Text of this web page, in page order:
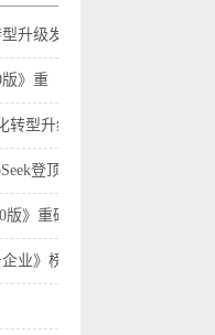
升级发展
版》重
转型升级
登顶
》重磅
业》榜